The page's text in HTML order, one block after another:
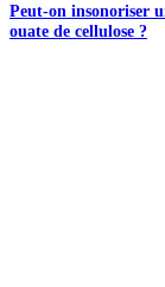
Peut-on insonoriser
ouate de cellulose ?